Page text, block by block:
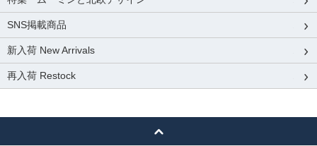
SNS掲載商品
新入荷 New Arrivals
再入荷 Restock